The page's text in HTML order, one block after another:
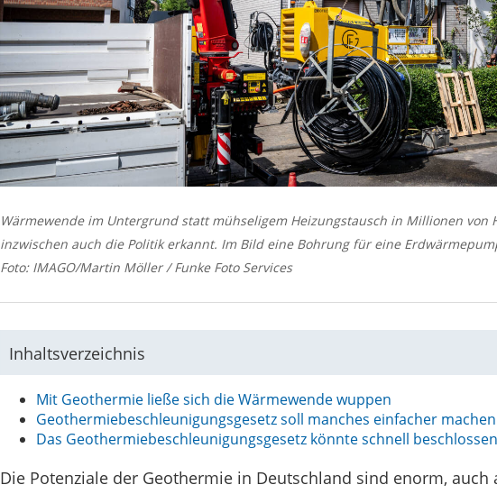
Wärmewende im Untergrund statt mühseligem Heizungstausch in Millionen von
inzwischen auch die Politik erkannt. Im Bild eine Bohrung für eine
Foto: IMAGO/Martin Möller / Funke Foto Services
Inhaltsverzeichnis
Mit Geothermie ließe sich die Wärmewende wuppen
Geothermiebeschleunigungsgesetz soll manches einfacher machen
Das Geothermiebeschleunigungsgesetz könnte schnell
Die Potenziale der Geothermie in Deutschland sind enorm, auch